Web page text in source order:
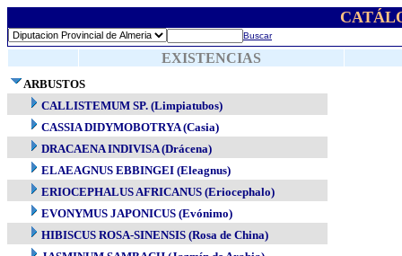
Buscar
EXISTENCIAS
ARBUSTOS
CALLISTEMUM SP. (Limpiatubos)
CASSIA DIDYMOBOTRYA (Casia)
DRACAENA INDIVISA (Drácena)
ELAEAGNUS EBBINGEI (Eleagnus)
ERIOCEPHALUS AFRICANUS (Eriocephalo)
EVONYMUS JAPONICUS (Evónimo)
HIBISCUS ROSA-SINENSIS (Rosa de China)